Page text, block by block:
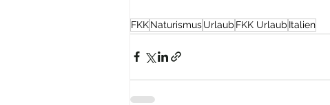
FKKNaturismusUrlaub FKK Urlaub Italien